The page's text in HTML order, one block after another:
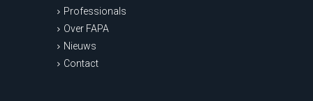
Professionals
Over FAPA
Nieuws
Contact